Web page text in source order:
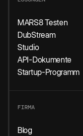
MARS8 Testen
DubStream
Studio
API-Dokumente
Startup-Programm
FIRMA
Blog